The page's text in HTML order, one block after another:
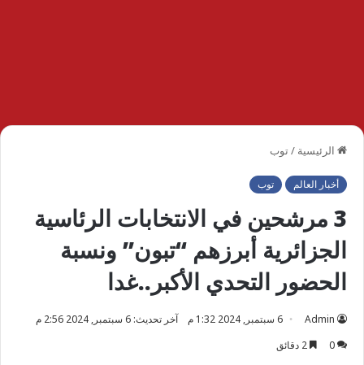
الرئيسية /توب
أخبار العالم توب
3 مرشحين في الانتخابات الرئاسية
الجزائرية أبرزهم “تبون” ونسبة
الحضور التحدي الأكبر..غدا
Admin 6 سبتمبر, 2024 1:32 م
آخر تحديث: 6 سبتمبر, 2024 2:56 م
0